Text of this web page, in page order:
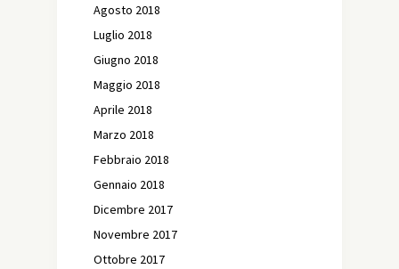
Agosto 2018
Luglio 2018
Giugno 2018
Maggio 2018
Aprile 2018
Marzo 2018
Febbraio 2018
Gennaio 2018
Dicembre 2017
Novembre 2017
Ottobre 2017